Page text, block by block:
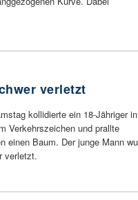
verletzt
kollidierte ein 18-Jähriger in
Verkehrszeichen und prallte
einen Baum. Der junge Mann
verletzt.